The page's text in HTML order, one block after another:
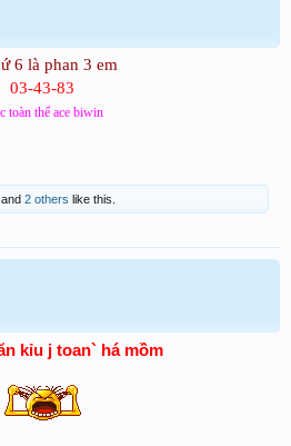
6 là phan 3 em
03-43-83
toàn thể ace biwin
and 2 others like this.
kỉu j toan` há mồm